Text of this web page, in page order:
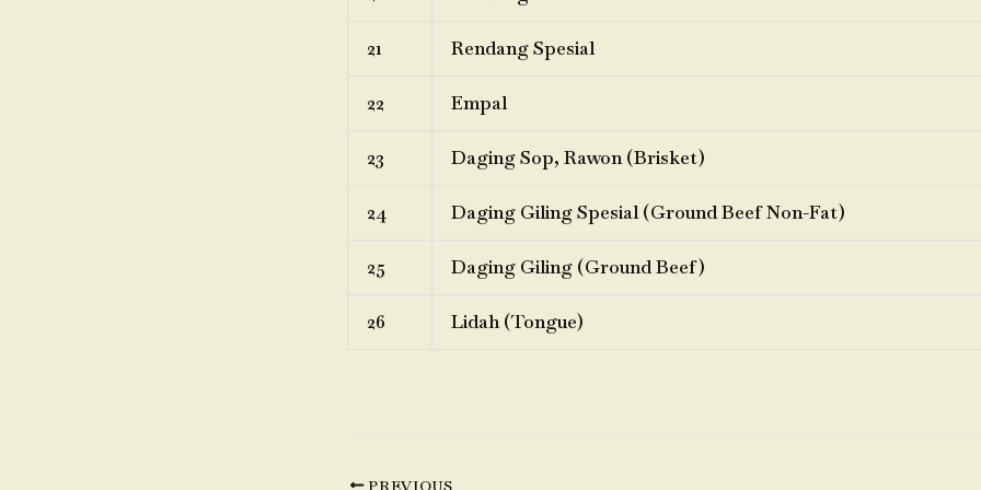
21 Rendang Spesial
22 Empal
23 Daging Sop, Rawon (Brisket)
24 Daging Giling Spesial (Ground Beef Non-Fat)
25 Daging Giling (Ground Beef)
26 Lidah (Tongue)
PREVIOUS